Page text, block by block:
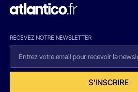
RECEVEZ NOTRE NEWSLETTER
S'INSCRIRE